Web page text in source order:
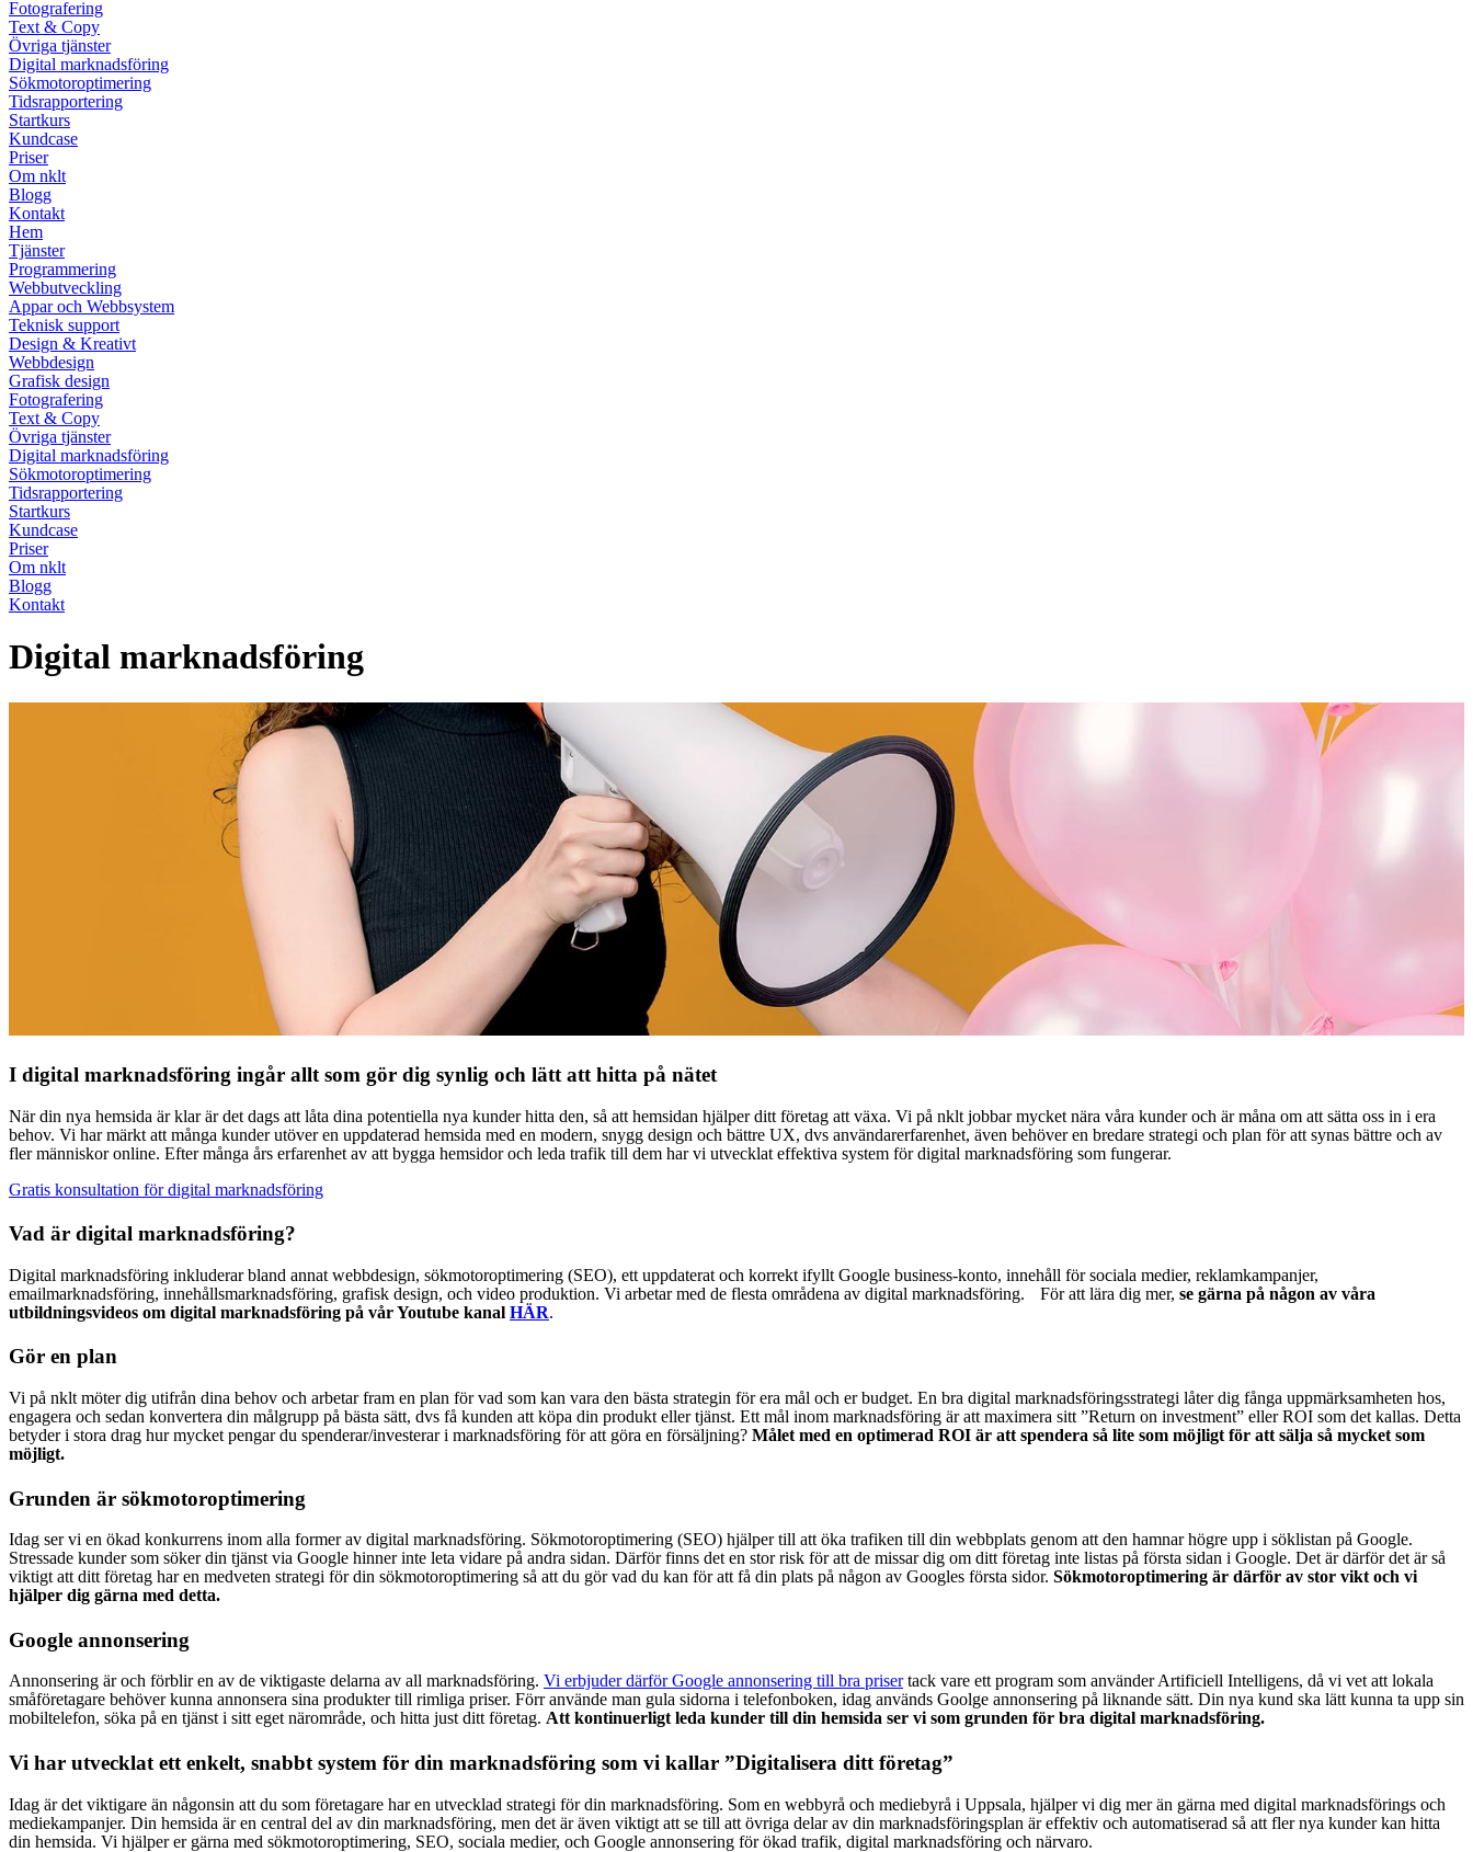
Fotografering
Text & Copy
Övriga tjänster
Digital marknadsföring
Sökmotoroptimering
Tidsrapportering
Startkurs
Kundcase
Priser
Om nklt
Blogg
Kontakt
Hem
Tjänster
Programmering
Webbutveckling
Appar och Webbsystem
Teknisk support
Design & Kreativt
Webbdesign
Grafisk design
Fotografering
Text & Copy
Övriga tjänster
Digital marknadsföring
Sökmotoroptimering
Tidsrapportering
Startkurs
Kundcase
Priser
Om nklt
Blogg
Kontakt
Digital marknadsföring
I digital marknadsföring ingår allt som gör dig synlig och lätt att hitta på nätet
När din nya hemsida är klar är det dags att låta dina potentiella nya kunder hitta den, så att hemsidan hjälper ditt företag att växa. Vi på nklt jobbar mycket nära våra kunder och är måna om att sätta oss in i era
behov. Vi har märkt att många kunder utöver en uppdaterad hemsida med en modern, snygg design och bättre UX, dvs användarerfarenhet, även behöver en bredare strategi och plan för att synas bättre och av
fler människor online. Efter många års erfarenhet av att bygga hemsidor och leda trafik till dem har vi utvecklat effektiva system för digital marknadsföring som fungerar.
Gratis konsultation för digital marknadsföring
Vad är digital marknadsföring?
Digital marknadsföring inkluderar bland annat webbdesign, sökmotoroptimering (SEO), ett uppdaterat och korrekt ifyllt Google business-konto, innehåll för sociala medier, reklamkampanjer,
emailmarknadsföring, innehållsmarknadsföring, grafisk design, och video produktion. Vi arbetar med de flesta områdena av digital marknadsföring. För att lära dig mer, se gärna på någon av våra
utbildningsvideos om digital marknadsföring på vår Youtube kanal HÄR.
Gör en plan
Vi på nklt möter dig utifrån dina behov och arbetar fram en plan för vad som kan vara den bästa strategin för era mål och er budget. En bra digital marknadsföringsstrategi låter dig fånga uppmärksamheten hos,
engagera och sedan konvertera din målgrupp på bästa sätt, dvs få kunden att köpa din produkt eller tjänst. Ett mål inom marknadsföring är att maximera sitt ”Return on investment” eller ROI som det kallas. Detta
betyder i stora drag hur mycket pengar du spenderar/investerar i marknadsföring för att göra en försäljning? Målet med en optimerad ROI är att spendera så lite som möjligt för att sälja så mycket som
möjligt.
Grunden är sökmotoroptimering
Idag ser vi en ökad konkurrens inom alla former av digital marknadsföring. Sökmotoroptimering (SEO) hjälper till att öka trafiken till din webbplats genom att den hamnar högre upp i söklistan på Google.
Stressade kunder som söker din tjänst via Google hinner inte leta vidare på andra sidan. Därför finns det en stor risk för att de missar dig om ditt företag inte listas på första sidan i Google. Det är därför det är så
viktigt att ditt företag har en medveten strategi för din sökmotoroptimering så att du gör vad du kan för att få din plats på någon av Googles första sidor. Sökmotoroptimering är därför av stor vikt och vi
hjälper dig gärna med detta.
Google annonsering
Annonsering är och förblir en av de viktigaste delarna av all marknadsföring. Vi erbjuder därför Google annonsering till bra prisertack vare ett program som använder Artificiell Intelligens, då vi vet att lokala
småföretagare behöver kunna annonsera sina produkter till rimliga priser. Förr använde man gula sidorna i telefonboken, idag används Goolge annonsering på liknande sätt. Din nya kund ska lätt kunna ta upp sin
mobiltelefon, söka på en tjänst i sitt eget närområde, och hitta just ditt företag. Att kontinuerligt leda kunder till din hemsida ser vi som grunden för bra digital marknadsföring.
Vi har utvecklat ett enkelt, snabbt system för din marknadsföring som vi kallar ”Digitalisera ditt företag”
Idag är det viktigare än någonsin att du som företagare har en utvecklad strategi för din marknadsföring. Som en webbyrå och mediebyrå i Uppsala, hjälper vi dig mer än gärna med digital marknadsförings och
mediekampanjer. Din hemsida är en central del av din marknadsföring, men det är även viktigt att se till att övriga delar av din marknadsföringsplan är effektiv och automatiserad så att fler nya kunder kan hitta
din hemsida. Vi hjälper er gärna med sökmotoroptimering, SEO, sociala medier, och Google annonsering för ökad trafik, digital marknadsföring och närvaro.